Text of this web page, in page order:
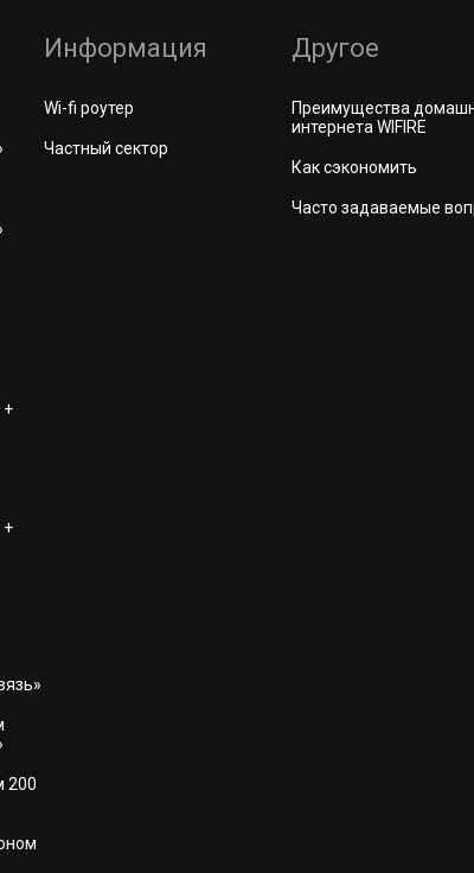
200
Информация
Wi-fi роутер
Частный сектор
Другое
Преимущества
интернета WIFIRE
Как сэкономить
Часто задаваемые